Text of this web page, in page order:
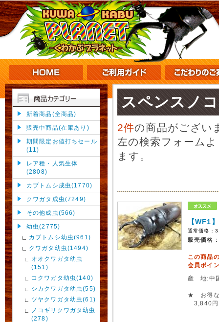
新着商品(全商品)
販売中商品(在庫あり)
期間限定お値打ちセール
(11)
レア種・人気生体
(2808)
カブトムシ成虫(1770)
クワガタ成虫(7249)
その他成虫(566)
幼虫(2775)
カブトムシ幼虫(961)
クワガタ幼虫(1494)
オオクワガタ幼虫
(151)
コクワガタ幼虫(140)
シカクワガタ幼虫(55)
ツヤクワガタ幼虫(61)
ノコギリクワガタ幼虫
(278)
スペンスノ
2件の商品がござい
左の検索フォーム
ます。
【WF1
通常価格：
販売価格
この商品
会員ポイ
産 地:中
★ お得
3,840